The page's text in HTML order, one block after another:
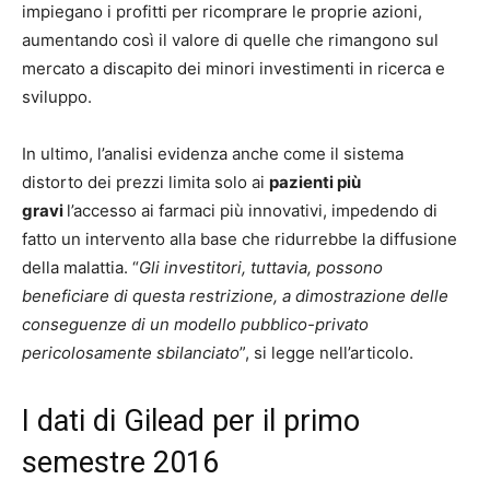
impiegano i profitti per ricomprare le proprie azioni,
aumentando così il valore di quelle che rimangono sul
mercato a discapito dei minori investimenti in ricerca e
sviluppo.
In ultimo, l’analisi evidenza anche come il sistema
distorto dei prezzi limita solo ai pazienti più
gravi l’accesso ai farmaci più innovativi, impedendo di
fatto un intervento alla base che ridurrebbe la diffusione
della malattia. “Gli investitori, tuttavia, possono
beneficiare di questa restrizione, a dimostrazione delle
conseguenze di un modello pubblico-privato
pericolosamente sbilanciato”, si legge nell’articolo.
I dati di Gilead per il primo
semestre 2016